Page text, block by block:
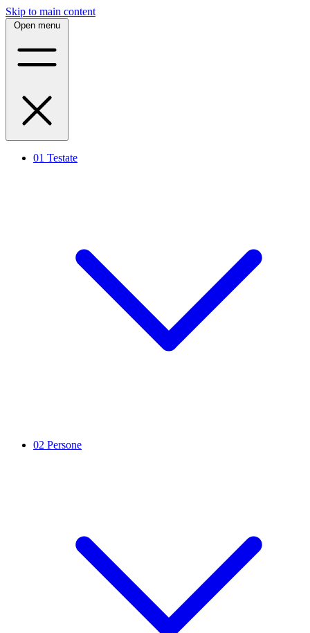
Skip to main content
Open menu
01 Testate
02 Persone